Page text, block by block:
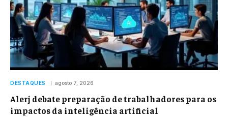
DESTAQUES agosto 7, 2026
Alerj debate preparação de trabalhadores para os
impactos da inteligência artificial